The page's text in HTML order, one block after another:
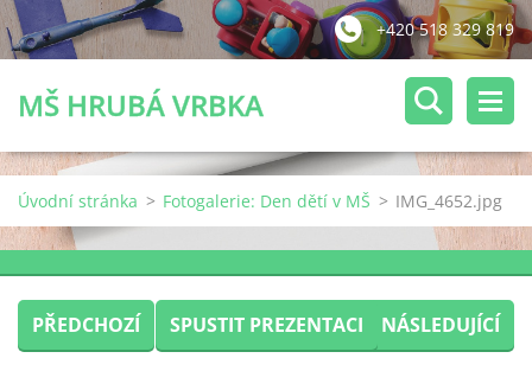
+420 518 329 819
MŠ HRUBÁ VRBKA
Úvodní stránka > Fotogalerie: Den dětí v MŠ > IMG_4652.jpg
PŘEDCHOZÍ SPUSTIT PREZENTACI NÁSLEDUJÍCÍ